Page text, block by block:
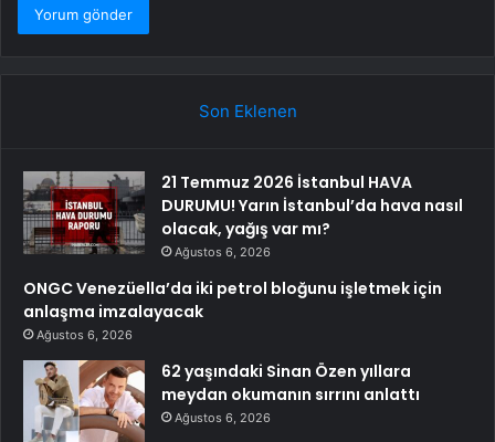
Son Eklenen
21 Temmuz 2026 İstanbul HAVA
DURUMU! Yarın İstanbul’da hava nasıl
olacak, yağış var mı?
Ağustos 6, 2026
ONGC Venezüella’da iki petrol bloğunu işletmek için
anlaşma imzalayacak
Ağustos 6, 2026
62 yaşındaki Sinan Özen yıllara
meydan okumanın sırrını anlattı
Ağustos 6, 2026